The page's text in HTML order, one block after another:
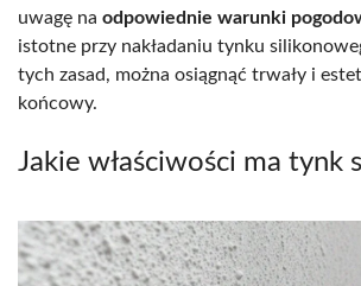
uwagę na odpowiednie warunki
istotne przy nakładaniu tynku
tych zasad, można osiągnąć trwały i
końcowy.
Jakie właściwości ma tynk